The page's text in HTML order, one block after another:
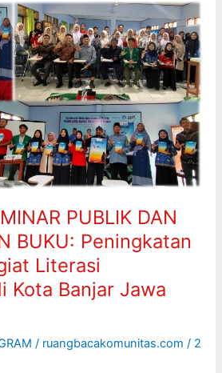
PUBLIK DAN
BUKU: Peningkatan
Literasi
Kota Banjar Jawa
/ ruangbacakomunitas.com/ 2